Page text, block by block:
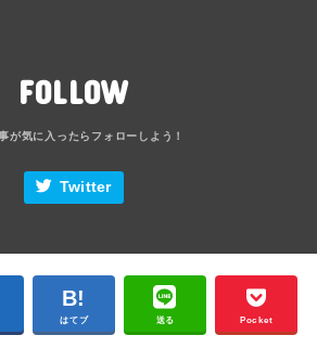
FOLLOW
Twitter
はてブ 送る Pocket